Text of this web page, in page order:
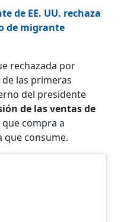
de EE. UU. rechaza
de migrante
rechazada por
las primeras
del presidente
de las ventas de
que compra a
que consume.